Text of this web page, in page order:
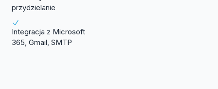
przydzielanie
Integracja z Microsoft
365, Gmail, SMTP